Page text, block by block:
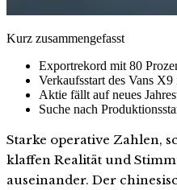
Kurz zusammengefasst
Exportrekord mit 80
Verkaufsstart des Vans X9
Aktie fällt auf neues
Suche nach
Starke operative Zahlen,
klaffen Realität und
auseinander. Der